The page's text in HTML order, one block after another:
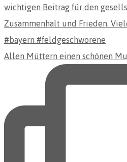
Allen Müttern einen schönen